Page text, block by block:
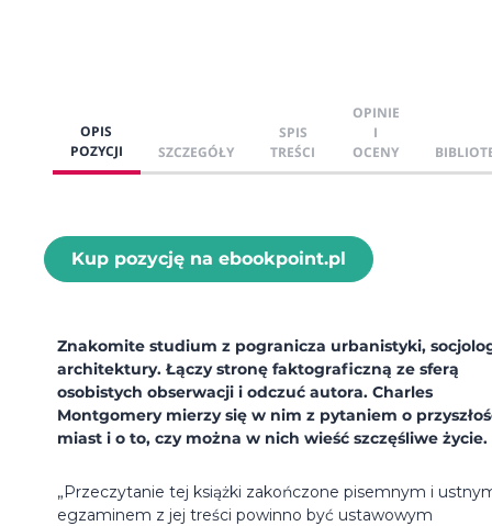
OPIS
POZYCJI
SZCZEGÓŁY
SPIS
TREŚCI
OPINIE
I
OCENY
Kup pozycję na ebookpoint.pl
Znakomite studium z pogranicza urbanistyki,
architektury. Łączy stronę faktograficzną ze sferą
osobistych obserwacji i odczuć autora. Charles
Montgomery mierzy się w nim z pytaniem o
miast i o to, czy można w nich wieść szczęśliwe życie.
„Przeczytanie tej książki zakończone pisemnym i
egzaminem z jej treści powinno być ustawowym